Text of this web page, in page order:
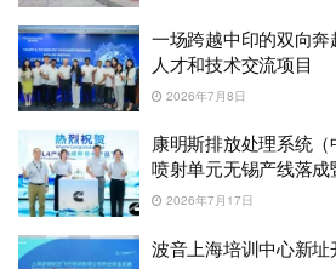
一场跨越中印的双向
人才和技术交流项目
2026年7月8日
康明斯排放处理系统
喷射单元无锡产线落
2026年7月17日
波音上海培训中心新址